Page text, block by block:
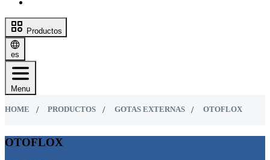
Productos
es
Menu
HOME PRODUCTOS GOTAS EXTERNAS OTOFLOX
OTOFLOX